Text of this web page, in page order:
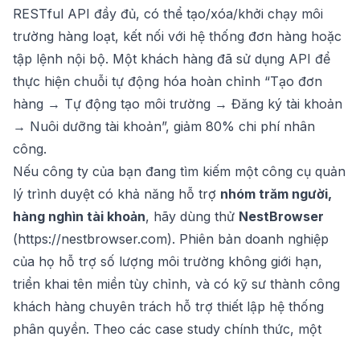
RESTful API đầy đủ, có thể tạo/xóa/khởi chạy môi
trường hàng loạt, kết nối với hệ thống đơn hàng hoặc
tập lệnh nội bộ. Một khách hàng đã sử dụng API để
thực hiện chuỗi tự động hóa hoàn chỉnh “Tạo đơn
hàng → Tự động tạo môi trường → Đăng ký tài khoản
→ Nuôi dưỡng tài khoản”, giảm 80% chi phí nhân
công.
Nếu công ty của bạn đang tìm kiếm một công cụ quản
lý trình duyệt có khả năng hỗ trợ nhóm trăm người,
hàng nghìn tài khoản, hãy dùng thử NestBrowser
(https://nestbrowser.com). Phiên bản doanh nghiệp
của họ hỗ trợ số lượng môi trường không giới hạn,
triển khai tên miền tùy chỉnh, và có kỹ sư thành công
khách hàng chuyên trách hỗ trợ thiết lập hệ thống
phân quyền. Theo các case study chính thức, một